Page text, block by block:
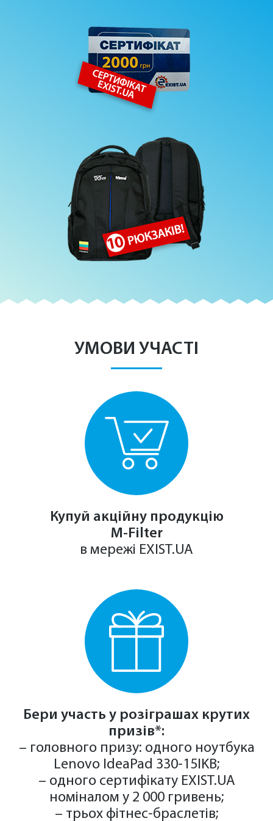
УМОВИ УЧАСТІ
Купуй акційну продукцію
М-Filter
в мережі EXIST.UA
Бери участь у розіграшах крутих
призів*:
– головного призу: одного ноутбука
Lenovo IdeaPad 330-15IKB;
– одного сертифікату EXIST.UA
номіналом у 2 000 гривень;
– трьох фітнес-браслетів;